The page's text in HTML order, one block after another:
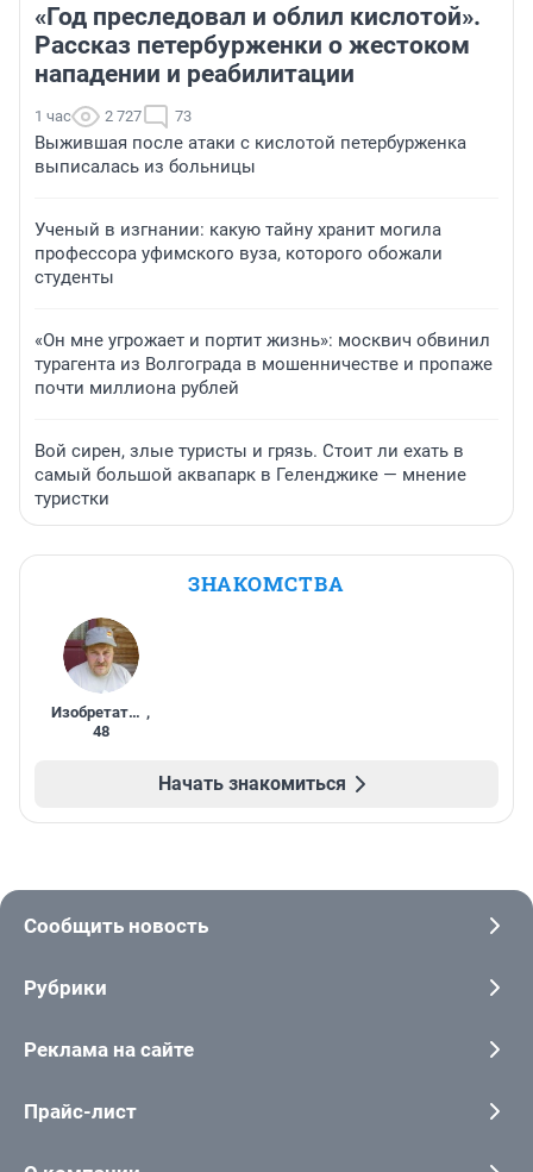
«Год преследовал и облил кислотой».
Рассказ петербурженки о жестоком
нападении и реабилитации
1 час 2 727 73
Выжившая после атаки с кислотой петербурженка
выписалась из больницы
Ученый в изгнании: какую тайну хранит могила
профессора уфимского вуза, которого обожали
студенты
«Он мне угрожает и портит жизнь»: москвич обвинил
турагента из Волгограда в мошенничестве и пропаже
почти миллиона рублей
Вой сирен, злые туристы и грязь. Стоит ли ехать в
самый большой аквапарк в Геленджике — мнение
туристки
ЗНАКОМСТВА
Изобретатель ,
48
Начать знакомиться
Сообщить новость
Рубрики
Реклама на сайте
Прайс-лист